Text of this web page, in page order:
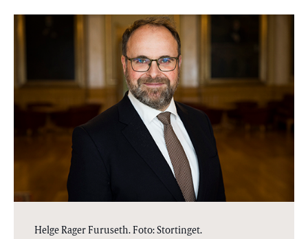
Helge Rager Furuseth. Foto: Stortinget.